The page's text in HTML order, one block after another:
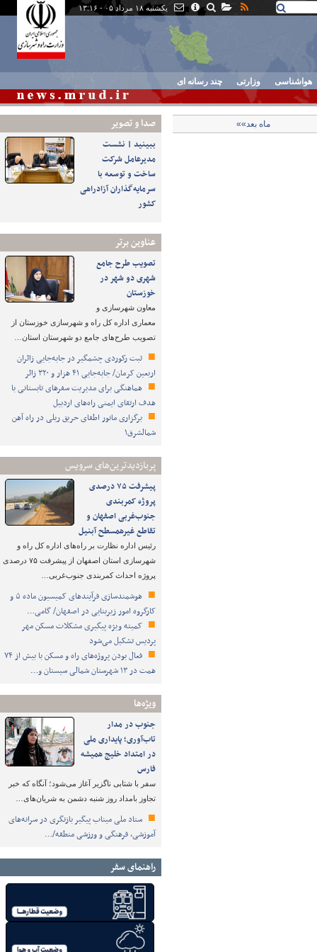
یکشنبه ۱۸ مرداد ۰۵ - ۱۳:۱۶
هواشناسی وزارتی چند رسانه ای
صدا و تصوير
ببینید | نشست
مدیرعامل شرکت
ساخت و توسعه با
سرمایه‌گذاران آزادراهی
کشور
عناوین برتر
تصویب طرح‌ جامع
شهری دو شهر در
خوزستان
معاون شهرسازی و
معماری اداره کل راه و شهرسازی خوزستان از
تصویب طرح‌های جامع دو شهرستان استان…
ثبت رکوردی چشمگیر در جابه‌جایی زائران
اربعین کرمان/ جابه‌جایی ۴۱ هزار و ۳۲۰ زائر
هماهنگی برای مدیریت سفرهای تابستانی با
هدف ارتقای ایمنی راه‌های اردبیل
برگزاری مانور اطفای حریق ریلی در راه آهن
شمالشرق۱
پربازدیدترین‌های سرویس
پیشرفت ۷۵ درصدی
پروژه کمربندی
جنوب‌غربی اصفهان و
تقاطع غیرهمسطح آبنیل
رئیس اداره نظارت بر راه‌های اداره کل راه و
شهرسازی استان اصفهان از پیشرفت ۷۵ درصدی
پروژه احداث کمربندی جنوب‌غربی…
هوشمندسازی فرآیندهای کمیسیون ماده ۵ و
کارگروه امور زیربنایی در اصفهان/ گامی…
کمیته ویژه پیگیری مشکلات مسکن مهر
پردیس تشکیل می‌شود
فعال بودن پروژه‌های راه و مسکن با بیش از ۷۴
همت در ۱۳ شهرستان شمالی سیستان و…
ویژه‌ها
جنوب در مدار
تاب‌آوری؛ پایداری ملی
در امتداد خلیج همیشه
فارس
سفر با شتابی ناگزیر آغاز می‌شود؛ آنگاه که خبر
تجاوز بامداد روز شنبه دشمن به شریان‌های…
ستاد ملی میناب پیگیر بازنگری در سرانه‌های
آموزشی، فرهنگی و ورزشی منطقه/…
راهنمای سفر
ماه بعد»»